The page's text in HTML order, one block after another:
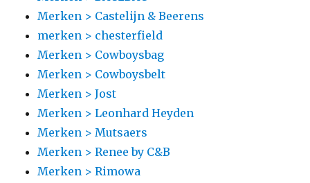
Merken > Castelijn & Beerens
merken > chesterfield
Merken > Cowboysbag
Merken > Cowboysbelt
Merken > Jost
Merken > Leonhard Heyden
Merken > Mutsaers
Merken > Renee by C&B
Merken > Rimowa